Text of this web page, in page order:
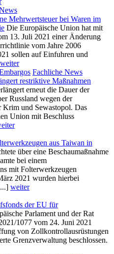
Mehrwertsteuer bei Waren im
Die Europäische Union hat mit
13. Juli 2021 einer Änderung
vom Jahre 2006
sollen auf Einfuhren und
weiter
Fachliche News
restriktive Maßnahmen
erneut die Dauer der
Russland wegen der
und Sewastopol. Das
Union mit Beschluss
aus Taiwan in
über eine Beschaumaßnahme
bei einem
mit Folterwerkzeugen
2021 wurden hierbei
weiter
der EU für
Parlament und der Rat
1077 vom 24. Juni 2021
von Zollkontrollausrüstungen
Grenzverwaltung beschlossen.